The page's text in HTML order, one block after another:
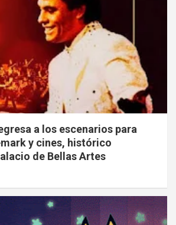
a los escenarios para
y cines, histórico
de Bellas Artes